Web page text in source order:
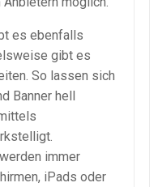
es ebenfalls
gibt es
So lassen sich
Banner hell
immer
iPads oder